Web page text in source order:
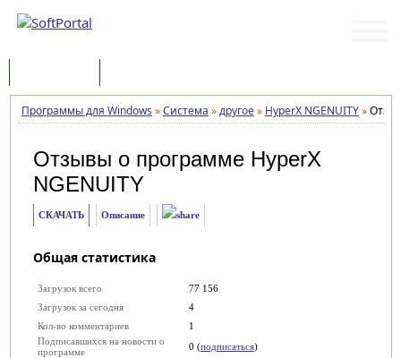
Программы для Windows »Система »другое» HyperX NGENUITY»
Отзывы о программе HyperX
NGENUITY
СКАЧАТЬ Описание
Общая статистика
Загрузок всего
77 156
Загрузок за сегодня
4
Кол-во комментариев
1
Подписавшихся на новости о
программе
0 (подписаться)